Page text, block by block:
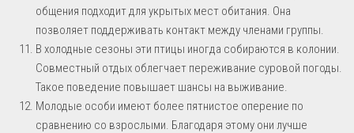
общения подходит для укрытых мест обитания. Она
позволяет поддерживать контакт между членами группы.
В холодные сезоны эти птицы иногда собираются в колонии.
Совместный отдых облегчает переживание суровой погоды.
Такое поведение повышает шансы на выживание.
Молодые особи имеют более пятнистое оперение по
сравнению со взрослыми. Благодаря этому они лучше